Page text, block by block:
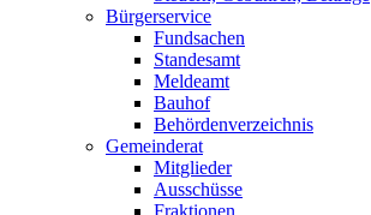
Bürgerservice
Fundsachen
Standesamt
Meldeamt
Bauhof
Behördenverzeichnis
Gemeinderat
Mitglieder
Ausschüsse
Fraktionen